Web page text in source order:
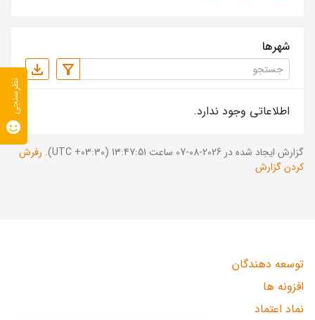
شهرها
اطلاعاتی وجود ندارد.
گزارش ایجاد شده در 2026-08-07 ساعت 13:47:51 (UTC +03:30).
رفرش
کردن گزارش
توسعه دهندگان
افزونه ها
نماد اعتماد
نظرسنجی